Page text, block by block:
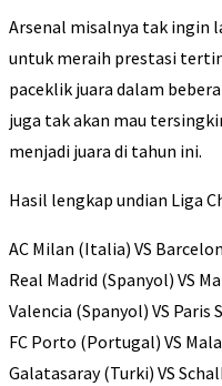
Arsenal misalnya tak ingin
untuk meraih prestasi
paceklik juara dalam
juga tak akan mau
menjadi juara di tahun ini.
Hasil lengkap undian Liga
AC Milan (Italia) VS
Real Madrid (Spanyol) VS
Valencia (Spanyol) VS
FC Porto (Portugal) VS
Galatasaray (Turki) VS